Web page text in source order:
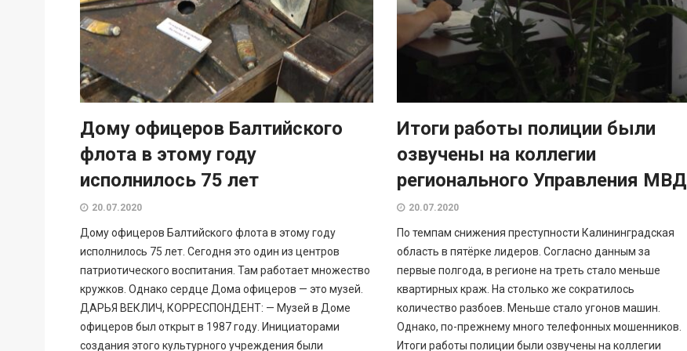
Дому офицеров Балтийского
флота в этому году
исполнилось 75 лет
20.07.2020
Дому офицеров Балтийского флота в этому году
исполнилось 75 лет. Сегодня это один из центров
патриотического воспитания. Там работает множество
кружков. Однако сердце Дома офицеров — это музей.
ДАРЬЯ ВЕКЛИЧ, КОРРЕСПОНДЕНТ: — Музей в Доме
офицеров был открыт в 1987 году. Инициаторами
создания этого культурного учреждения были
Итоги работы полиции были
озвучены на коллегии
регионального Управления МВД
20.07.2020
По темпам снижения преступности Калининградская
область в пятёрке лидеров. Согласно данным за
первые полгода, в регионе на треть стало меньше
квартирных краж. На столько же сократилось
количество разбоев. Меньше стало угонов машин.
Однако, по-прежнему много телефонных мошенников.
Итоги работы полиции были озвучены на коллегии